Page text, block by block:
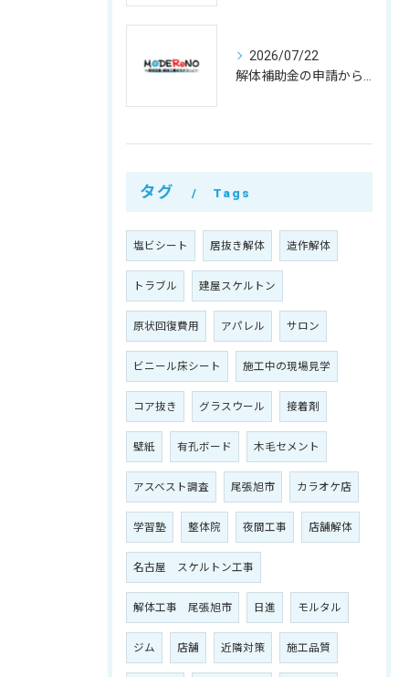
2026/07/22
タグ Tags
塩ビシート 居抜き解体 造作解体
トラブル 建屋スケルトン
原状回復費用 アパレル サロン
ビニール床シート 施工中の現場見学
コア抜き グラスウール 接着剤
壁紙 有孔ボード 木毛セメント
アスベスト調査 尾張旭市 カラオケ店
学習塾 整体院 夜間工事 店舗解体
名古屋 スケルトン工事
解体工事 尾張旭市 日進 モルタル
ジム 店舗 近隣対策 施工品質